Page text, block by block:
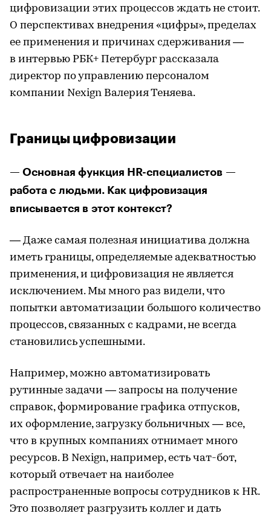
цифровизации этих процессов ждать не стоит.
О перспективах внедрения «цифры», пределах
ее применения и причинах сдерживания —
в интервью РБК+ Петербург рассказала
директор по управлению персоналом
компании Nexign Валерия Теняева.
Границы цифровизации
— Основная функция HR-специалистов —
работа с людьми. Как цифровизация
вписывается в этот контекст?
— Даже самая полезная инициатива должна
иметь границы, определяемые адекватностью
применения, и цифровизация не является
исключением. Мы много раз видели, что
попытки автоматизации большого количество
процессов, связанных с кадрами, не всегда
становились успешными.
Например, можно автоматизировать
рутинные задачи — запросы на получение
справок, формирование графика отпусков,
их оформление, загрузку больничных — все,
что в крупных компаниях отнимает много
ресурсов. В Nexign, например, есть чат-бот,
который отвечает на наиболее
распространенные вопросы сотрудников к HR.
Это позволяет разгрузить коллег и дать